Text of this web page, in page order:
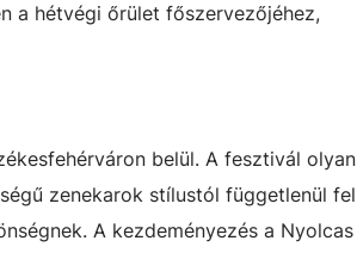
a hétvégi őrület főszervezőjéhez,
belül. A fesztivál olyan
zenekarok stílustól függetlenül fel
A kezdeményezés a Nyolcas